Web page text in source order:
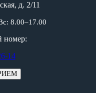
д. 2/11
8.00–17.00
номер:
14